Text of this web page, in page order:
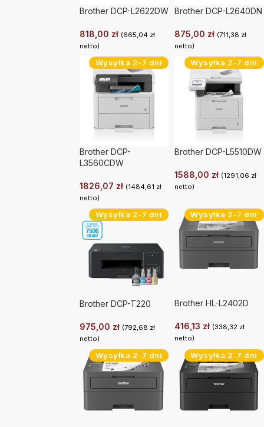
Brother DCP-L2622DW
818,00 zł (665,04 zł
netto)
Brother DCP-L2640DN
875,00 zł (711,38 zł
netto)
Wysyłka 2-7 dni
Brother DCP-
L3560CDW
1826,07 zł (1484,61 zł
netto)
Wysyłka 2-7 dni
Brother DCP-L5510DW
1588,00 zł (1291,06 zł
netto)
Wysyłka 2-7 dni
Brother DCP-T220
975,00 zł (792,68 zł
netto)
Wysyłka 2-7 dni
Brother HL-L2402D
416,13 zł (338,32 zł
netto)
Wysyłka 2-7 dni Wysyłka 2-7 dni